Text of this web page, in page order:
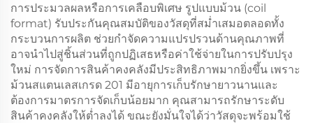
การประมวลผลหรือการเคลือบพิเศษ รูปแบบม้วน (coil
format) รับประกันคุณสมบัติของวัสดุที่สม่ำเสมอตลอดทั้ง
กระบวนการผลิต ช่วยกำจัดความแปรปรวนด้านคุณภาพที่
อาจนำไปสู่ชิ้นส่วนที่ถูกปฏิเสธหรือค่าใช้จ่ายในการปรับปรุง
ใหม่ การจัดการสินค้าคงคลังมีประสิทธิภาพมากยิ่งขึ้น เพราะ
ม้วนสแตนเลสเกรด 201 มีอายุการเก็บรักษายาวนานและ
ต้องการมาตรการจัดเก็บน้อยมาก คุณสามารถรักษาระดับ
สินค้าคงคลังให้ต่ำลงได้ ขณะยังมั่นใจได้ว่าวัสดุจะพร้อมใช้